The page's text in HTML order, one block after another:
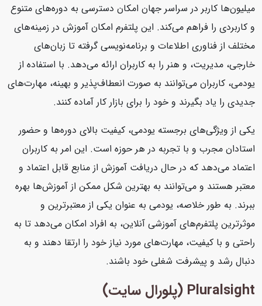
میلیون‌ها کاربر در سراسر جهان امکان دسترسی به دوره‌های متنوع
و کاربردی را فراهم می‌کند. این پلتفرم امکان آموزش در زمینه‌های
مختلف از فناوری اطلاعات و برنامه‌نویسی گرفته تا زبان‌های
خارجی، مدیریت، و هنر را به کاربران ارائه می‌دهد. با استفاده از
یودمی، کاربران می‌توانند به صورت انعطاف‌پذیر و بهینه، مهارت‌های
جدیدی را یاد بگیرند و خود را برای بازار کار آماده کنند.
یکی از ویژگی‌های برجسته یودمی، کیفیت بالای دوره‌ها و حضور
استادان مجرب و با تجربه در هر حوزه است. این امر به کاربران
اعتماد می‌دهد که در حال دریافت آموزش از منابع قابل اعتماد و
معتبر هستند و می‌توانند به بهترین شکل ممکن از آموزش‌ها بهره
ببرند. به طور خلاصه، یودمی به عنوان یکی از معتبرترین و
موثرترین پلتفرم‌های آموزشی آنلاین، به افراد امکان می‌دهد تا به
راحتی و با کیفیت، مهارت‌های مورد نیاز خود را ارتقا دهند و به
دنبال رشد و پیشرفت شغلی خود باشند.
Pluralsight (پلورال سایت)